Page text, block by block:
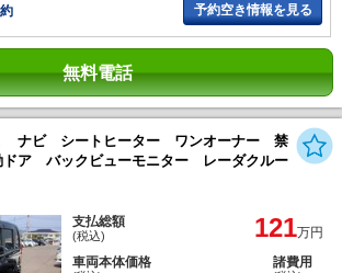
予約空き情報を見る
無料電話
ナビ シートヒーター ワンオーナー 禁
ア バックビューモニター レーダクルー
支払総額
(税込) 121万円
車両本体価格
諸費用